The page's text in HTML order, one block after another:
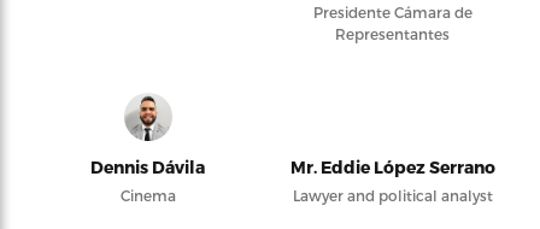
Presidente Cámara de
Representantes
Dennis Dávila
Cinema
Mr. Eddie López Serrano
Lawyer and political analyst